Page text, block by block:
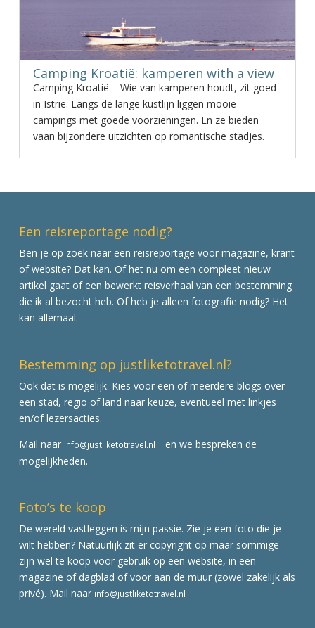
Camping Kroatië: kamperen with a view
Camping Kroatië – Wie van kamperen houdt, zit goed
in Istrië. Langs de lange kustlijn liggen mooie
campings met goede voorzieningen. En ze bieden
vaan bijzondere uitzichten op romantische stadjes.
Een reisreportage nodig?
Ben je op zoek naar een reisreportage voor magazine, krant
of website? Dat kan. Of het nu om een compleet nieuw
artikel gaat of een bewerkt reisverhaal van een bestemming
die ik al bezocht heb. Of heb je alleen fotografie nodig? Het
kan allemaal.
Bestemming op justliketotravel.nl?
Ook dat is mogelijk. Kies voor een of meerdere blogs over
een stad, regio of land naar keuze, eventueel met linkjes
en/of lezersacties.
Mail naar info@justliketotravel.nl
en we bespreken de
mogelijkheden.
Foto’s te koop
De wereld vastleggen is mijn passie. Zie je een foto die je
wilt hebben? Natuurlijk zit er copyright op maar sommige
zijn wel te koop voor gebruik op een website, in een
magazine of dagblad of voor aan de muur (zowel zakelijk als
privé). Mail naar info@justliketotravel.nl